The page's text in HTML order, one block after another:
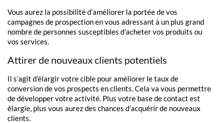
Vous aurez la possibilité d’améliorer la portée de vos
campagnes de prospection en vous adressant à un plus grand
nombre de personnes susceptibles d’acheter vos produits ou
vos services.
Attirer de nouveaux clients potentiels
Il s’agit d’élargir votre cible pour améliorer le taux de
conversion de vos prospects en clients. Cela va vous permettre
de développer votre activité. Plus votre base de contact est
élargie, plus vous aurez des chances d’acquérir de nouveaux
clients.